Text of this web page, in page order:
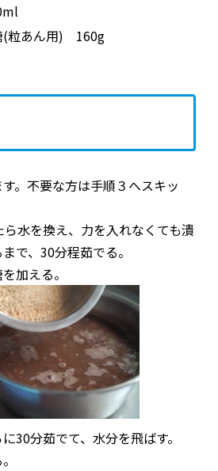
(粒あん用) 160g
。不要な方は手順３へスキッ
水を換え、力を入れなくても潰
で、30分程茹でる。
加える。
30分茹でて、水分を飛ばす。